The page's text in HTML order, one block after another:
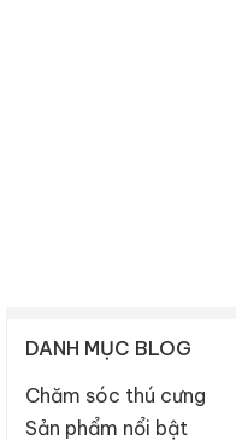
DANH MỤC BLOG
Chăm sóc thú cưng
Sản phẩm nổi bật